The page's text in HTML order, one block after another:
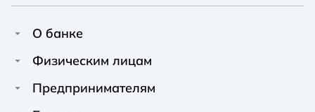
A A
Обычный
A A
Средний
A A
Большой
О банке
Про Unex Bank
Физическим лицам
Кредиты
Предпринимателям
Финансирование